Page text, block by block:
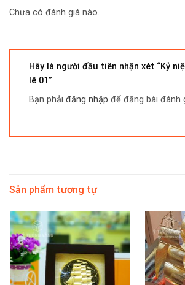
Chưa có đánh giá nào.
Hãy là người đầu tiên nhận xét “Kỷ
lê 01”
Bạn phải đăng nhập để đăng bài đánh
Sản phẩm tương tự